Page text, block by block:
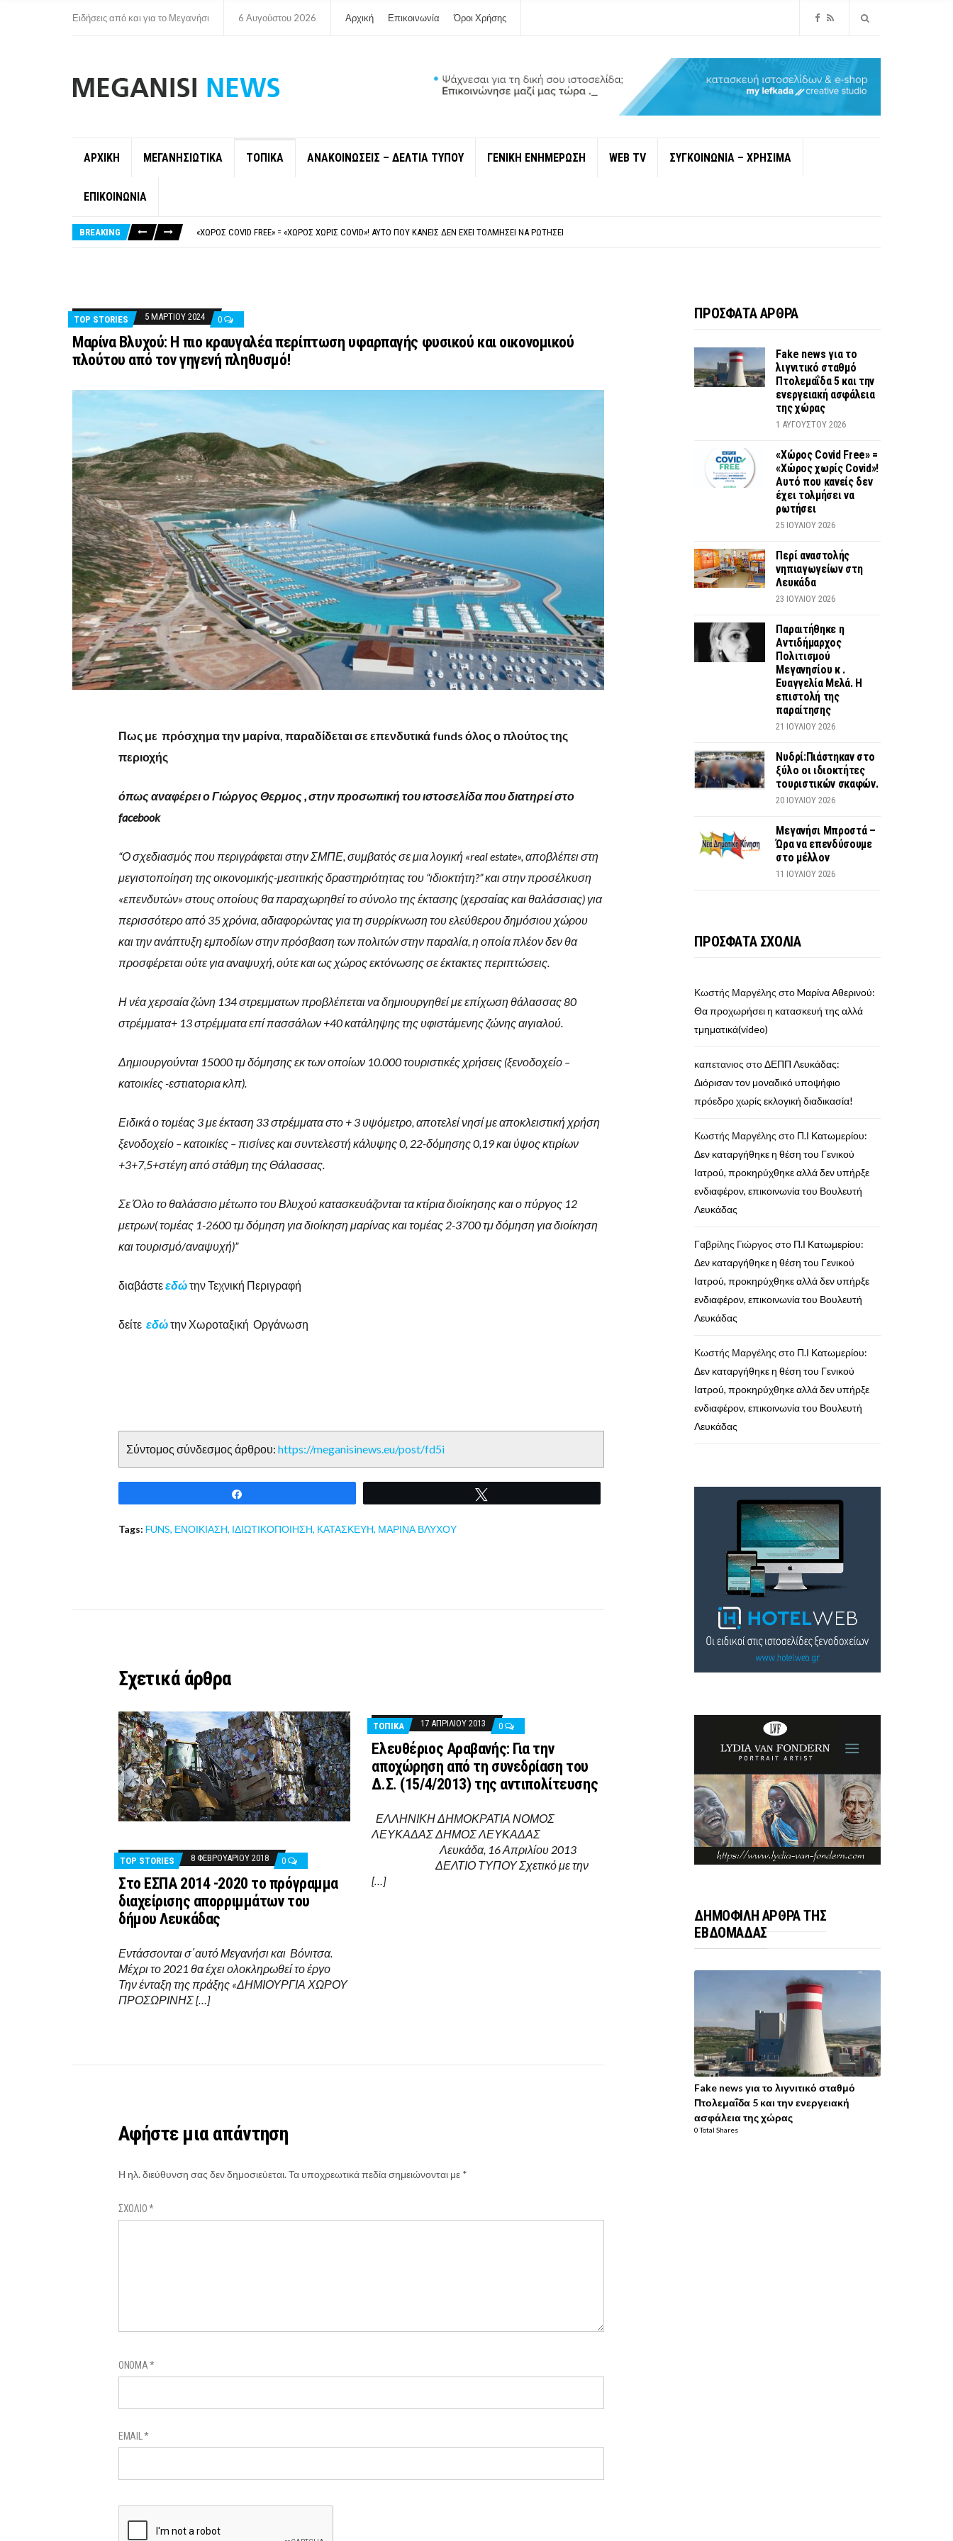
Ειδήσεις από και για το Μεγανήσι 6 Αυγούστου 2026 Αρχική Επικοινωνία Όροι Χρήσης
ΑΡΧΙΚΗ ΜΕΓΑΝΗΣΙΩΤΙΚΑ ΤΟΠΙΚΑ ΑΝΑΚΟΙΝΩΣΕΙΣ – ΔΕΛΤΙΑ ΤΥΠΟΥ ΓΕΝΙΚΗ ΕΝΗΜΕΡΩΣΗ WEB TV ΣΥΓΚΟΙΝΩΝΙΑ – ΧΡΗΣΙΜΑ
ΕΠΙΚΟΙΝΩΝΙΑ
BREAKING
«ΧΏΡΟΣ COVID FREE» = «ΧΏΡΟΣ ΧΩΡΊΣ COVID»! ΑΥΤΌ ΠΟΥ ΚΑΝΕΊΣ ΔΕΝ ΈΧΕΙ ΤΟΛΜΉΣΕΙ ΝΑ ΡΩΤΉΣΕΙ
TOP STORIES 5 ΜΑΡΤΊΟΥ 2024 0
Μαρίνα Βλυχού: Η πιο κραυγαλέα περίπτωση υφαρπαγής φυσικού και οικονομικού
πλούτου από τον γηγενή πληθυσμό!
Πως με πρόσχημα την μαρίνα, παραδίδεται σε επενδυτικά funds όλος ο πλούτος της
περιοχής
όπως αναφέρει ο Γιώργος Θερμος , στην προσωπική του ιστοσελίδα που διατηρεί στο
facebook
“Ο σχεδιασμός που περιγράφεται στην ΣΜΠΕ, συμβατός σε μια λογική «real estate», αποβλέπει στη
μεγιστοποίηση της οικονομικής-μεσιτικής δραστηριότητας του “ιδιοκτήτη?” και στην προσέλκυση
«επενδυτών» στους οποίους θα παραχωρηθεί το σύνολο της έκτασης (χερσαίας και θαλάσσιας) για
περισσότερο από 35 χρόνια, αδιαφορώντας για τη συρρίκνωση του ελεύθερου δημόσιου χώρου
και την ανάπτυξη εμποδίων στην πρόσβαση των πολιτών στην παραλία, η οποία πλέον δεν θα
προσφέρεται ούτε για αναψυχή, ούτε και ως χώρος εκτόνωσης σε έκτακτες περιπτώσεις.
Η νέα χερσαία ζώνη 134 στρεμματων προβλέπεται να δημιουργηθεί με επίχωση θάλασσας 80
στρέμματα+ 13 στρέμματα επί πασσάλων +40 κατάληψης της υφιστάμενης ζώνης αιγιαλού.
Δημιουργούνται 15000 τμ δόμησης εκ των οποίων 10.000 τουριστικές χρήσεις (ξενοδοχείο –
κατοικίες -εστιατορια κλπ).
Ειδικά ο τομέας 3 με έκταση 33 στρέμματα στο + 3 υψόμετρο, αποτελεί νησί με αποκλειστική χρήση
ξενοδοχείο – κατοικίες – πισίνες και συντελεστή κάλυψης 0, 22-δόμησης 0,19 και ύψος κτιρίων
+3+7,5+στέγη από στάθμη της Θάλασσας.
Σε Όλο το θαλάσσιο μέτωπο του Βλυχού κατασκευάζονται τα κτίρια διοίκησης και ο πύργος 12
μετρων( τομέας 1-2600 τμ δόμηση για διοίκηση μαρίνας και τομέας 2-3700 τμ δόμηση για διοίκηση
και τουρισμό/αναψυχή)”
διαβάστεεδώτην Τεχνική Περιγραφή
δείτε εδώτην Χωροταξική Οργάνωση
Σύντομος σύνδεσμος άρθρου: https://meganisinews.eu/post/fd5i
Tags: FUNS, ΕΝΟΙΚΙΑΣΗ, ΙΔΙΩΤΙΚΟΠΟΙΗΣΗ, ΚΑΤΑΣΚΕΥΗ, ΜΑΡΙΝΑ ΒΛΥΧΟΥ
Σχετικά άρθρα
TOP STORIES 8 ΦΕΒΡΟΥΑΡΊΟΥ 2018 0
Στο ΕΣΠΑ 2014 -2020 το πρόγραμμα
διαχείρισης απορριμμάτων του
δήμου Λευκάδας
Εντάσσονται σ΄αυτό Μεγανήσι και Βόνιτσα.
Μέχρι το 2021 θα έχει ολοκληρωθεί το έργο
Την ένταξη της πράξης «ΔΗΜΙΟΥΡΓΙΑ ΧΩΡΟΥ
ΠΡΟΣΩΡΙΝΗΣ […]
ΤΟΠΙΚΑ 17 ΑΠΡΙΛΊΟΥ 2013 0
Ελευθέριος Αραβανής: Για την
αποχώρηση από τη συνεδρίαση του
Δ.Σ. (15/4/2013) της αντιπολίτευσης
ΕΛΛΗΝΙΚΗ ΔΗΜΟΚΡΑΤΙΑ ΝΟΜΟΣ
ΛΕΥΚΑΔΑΣ ΔΗΜΟΣ ΛΕΥΚΑΔΑΣ
Λευκάδα, 16 Απριλίου 2013
ΔΕΛΤΙΟ ΤΥΠΟΥ Σχετικό με την
[…]
Αφήστε μια απάντηση
Η ηλ. διεύθυνση σας δεν δημοσιεύεται.Τα υποχρεωτικά πεδία σημειώνονται με *
ΣΧΌΛΙΟ*
ΌΝΟΜΑ*
EMAIL*
ΠΡΟΣΦΑΤΑ ΑΡΘΡΑ
Fake news για το
λιγνιτικό σταθμό
Πτολεμαΐδα 5 και την
ενεργειακή ασφάλεια
της χώρας
1 ΑΥΓΟΎΣΤΟΥ 2026
«Χώρος Covid Free» =
«Χώρος χωρίς Covid»!
Αυτό που κανείς δεν
έχει τολμήσει να
ρωτήσει
25 ΙΟΥΛΊΟΥ 2026
Περί αναστολής
νηπιαγωγείων στη
Λευκάδα
23 ΙΟΥΛΊΟΥ 2026
Παραιτήθηκε η
Αντιδήμαρχος
Πολιτισμού
Μεγανησίου κ .
Ευαγγελία Μελά. Η
επιστολή της
παραίτησης
21 ΙΟΥΛΊΟΥ 2026
Νυδρί:Πιάστηκαν στο
ξύλο οι ιδιοκτήτες
τουριστικών σκαφών.
20 ΙΟΥΛΊΟΥ 2026
Μεγανήσι Μπροστά –
Ώρα να επενδύσουμε
στο μέλλον
11 ΙΟΥΛΊΟΥ 2026
ΠΡΟΣΦΑΤΑ ΣΧΟΛΙΑ
Κωστής Μαργέλης στοMαρίνα Αθερινού:
Θα προχωρήσει η κατασκευή της αλλά
τμηματικά(video)
καπετανιος στοΔΕΠΠ Λευκάδας:
Διόρισαν τον μοναδικό υποψήφιο
πρόεδρο χωρίς εκλογική διαδικασία!
Κωστής Μαργέλης στο Π.Ι Κατωμερίου:
Δεν καταργήθηκε η θέση του Γενικού
Ιατρού, προκηρύχθηκε αλλά δεν υπήρξε
ενδιαφέρον, επικοινωνία του Βουλευτή
Λευκάδας
Γαβρίλης Γιώργος στο Π.Ι Κατωμερίου:
Δεν καταργήθηκε η θέση του Γενικού
Ιατρού, προκηρύχθηκε αλλά δεν υπήρξε
ενδιαφέρον, επικοινωνία του Βουλευτή
Λευκάδας
Κωστής Μαργέλης στο Π.Ι Κατωμερίου:
Δεν καταργήθηκε η θέση του Γενικού
Ιατρού, προκηρύχθηκε αλλά δεν υπήρξε
ενδιαφέρον, επικοινωνία του Βουλευτή
Λευκάδας
ΔΗΜΟΦΙΛΗ ΑΡΘΡΑ ΤΗΣ
ΕΒΔΟΜΑΔΑΣ
Fake news για το λιγνιτικό σταθμό
Πτολεμαΐδα 5 και την ενεργειακή
ασφάλεια της χώρας
0 Total Shares